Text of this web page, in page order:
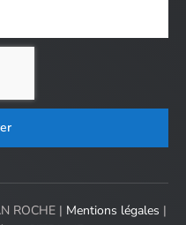
ROCHE | Mentions légales |